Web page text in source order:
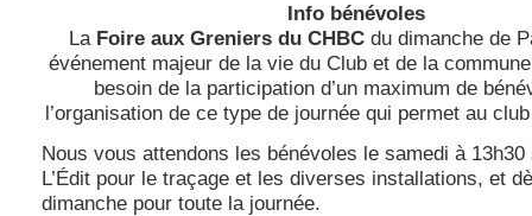
Info bénévoles
La Foire aux Greniers du CHBC du dimanche de
événement majeur de la vie du Club et de la
besoin de la participation d’un maximum de
l’organisation de ce type de journée qui permet au
Nous vous attendons les bénévoles le samedi à
L’Édit pour le traçage et les diverses installations, et
dimanche pour toute la journée.